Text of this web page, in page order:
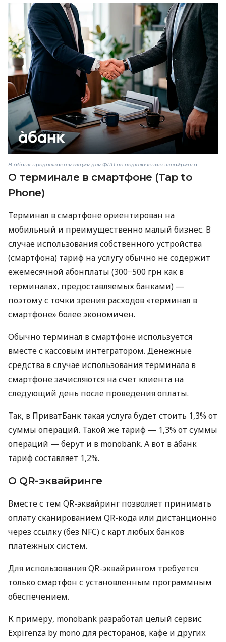
В àбанк продолжается акция для ФЛП по подключению эквайринга
О терминале в смартфоне (Tap to
Phone)
Терминал в смартфоне ориентирован на
мобильный и преимущественно малый бизнес. В
случае использования собственного устройства
(смартфона) тариф на услугу обычно не содержит
ежемесячной абонплаты (300−500 грн как в
терминалах, предоставляемых банками) —
поэтому с точки зрения расходов «терминал в
смартфоне» более экономичен.
Обычно терминал в смартфоне используется
вместе с кассовым интегратором. Денежные
средства в случае использования терминала в
смартфоне зачисляются на счет клиента на
следующий день после проведения оплаты.
Так, в ПриватБанк такая услуга будет стоить 1,3% от
суммы операций. Такой же тариф — 1,3% от суммы
операций — берут и в monobank. А вот в àбанк
тариф составляет 1,2%.
О QR-эквайринге
Вместе с тем QR-эквайринг позволяет принимать
оплату сканированием QR-кода или дистанционно
через ссылку (без NFC) с карт любых банков
платежных систем.
Для использования QR-эквайрингом требуется
только смартфон с установленным программным
обеспечением.
К примеру, monobank разработал целый сервис
Expirenza by mono для ресторанов, кафе и других